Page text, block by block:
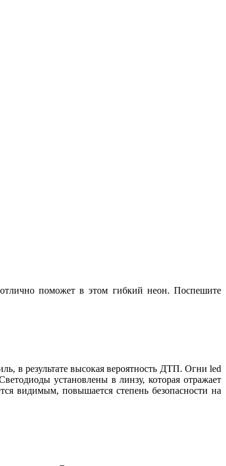
поможет в этом гибкий неон. Поспешите
в результате высокая вероятность ДТП. Огни led
установлены в линзу, которая отражает
видимым, повышается степень безопасности на